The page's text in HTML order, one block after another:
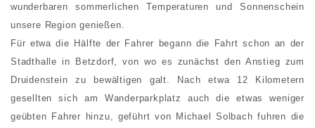
wunderbaren sommerlichen Temperaturen und Sonnenschein
unsere Region genießen.
Für etwa die Hälfte der Fahrer begann die Fahrt schon an der
Stadthalle in Betzdorf, von wo es zunächst den Anstieg zum
Druidenstein zu bewältigen galt. Nach etwa 12 Kilometern
gesellten sich am Wanderparkplatz auch die etwas weniger
geübten Fahrer hinzu, geführt von Michael Solbach fuhren die